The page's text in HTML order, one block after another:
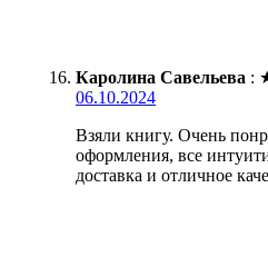
Каролина Савельева :
06.10.2024
Взяли книгу. Очень
оформления, все
доставка и отличное